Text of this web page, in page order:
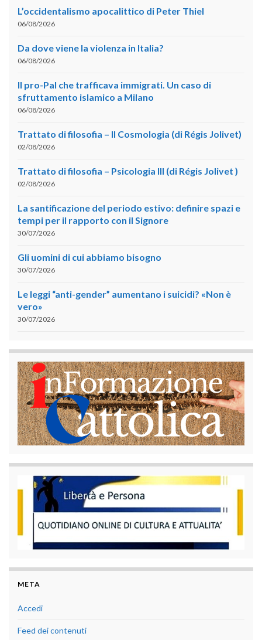
L’occidentalismo apocalittico di Peter Thiel
06/08/2026
Da dove viene la violenza in Italia?
06/08/2026
Il pro-Pal che trafficava immigrati. Un caso di
sfruttamento islamico a Milano
06/08/2026
Trattato di filosofia – II Cosmologia (di Régis Jolivet)
02/08/2026
Trattato di filosofia – Psicologia III (di Régis Jolivet )
02/08/2026
La santificazione del periodo estivo: definire spazi e
tempi per il rapporto con il Signore
30/07/2026
Gli uomini di cui abbiamo bisogno
30/07/2026
Le leggi “anti-gender” aumentano i suicidi? «Non è
vero»
30/07/2026
META
Accedi
Feed dei contenuti